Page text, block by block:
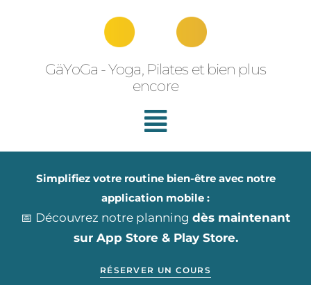
GäYoGa - Yoga, Pilates et bien plus
encore
Simplifiez votre routine bien-être avec notre
application mobile :
📅 Découvrez notre planning dès maintenant
sur App Store & Play Store.
RÉSERVER UN COURS